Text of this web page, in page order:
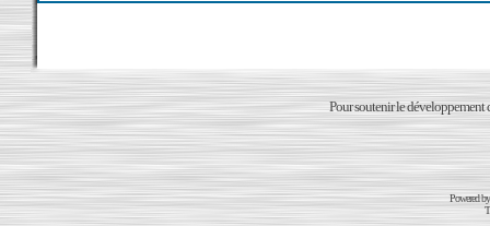
Pour soutenir le développement
Powered